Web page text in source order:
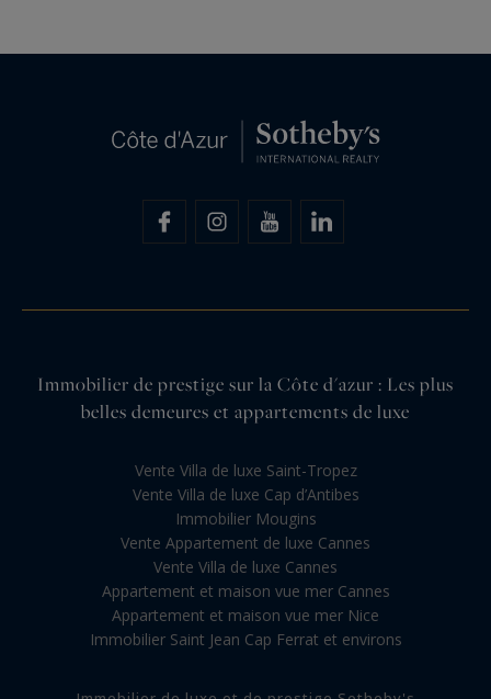
Immobilier de prestige sur la Côte d'azur : Les plus
belles demeures et appartements de luxe
Vente Villa de luxe Saint-Tropez
Vente Villa de luxe Cap d’Antibes
Immobilier Mougins
Vente Appartement de luxe Cannes
Vente Villa de luxe Cannes
Appartement et maison vue mer Cannes
Appartement et maison vue mer Nice
Immobilier Saint Jean Cap Ferrat et environs